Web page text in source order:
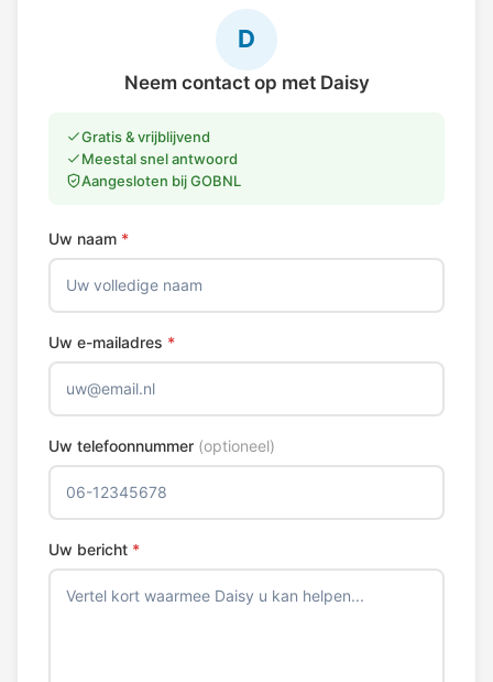
D
Neem contact op met Daisy
Gratis & vrijblijvend
Meestal snel antwoord
Aangesloten bij GOBNL
Uw naam *
Uw e-mailadres *
Uw telefoonnummer (optioneel)
Uw bericht *